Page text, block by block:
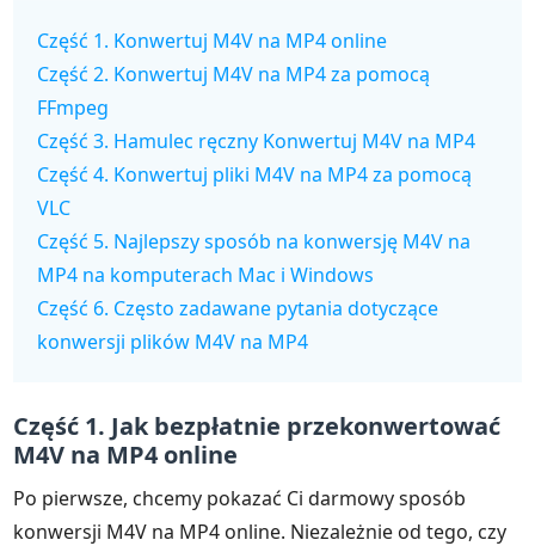
Część 1. Konwertuj M4V na MP4 online
Część 2. Konwertuj M4V na MP4 za pomocą
FFmpeg
Część 3. Hamulec ręczny Konwertuj M4V na MP4
Część 4. Konwertuj pliki M4V na MP4 za pomocą
VLC
Część 5. Najlepszy sposób na konwersję M4V na
MP4 na komputerach Mac i Windows
Część 6. Często zadawane pytania dotyczące
konwersji plików M4V na MP4
Część 1. Jak bezpłatnie przekonwertować
M4V na MP4 online
Po pierwsze, chcemy pokazać Ci darmowy sposób
konwersji M4V na MP4 online. Niezależnie od tego, czy